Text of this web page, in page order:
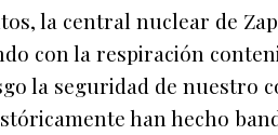
la central nuclear de
con la respiración
la seguridad de nuestro
han hecho